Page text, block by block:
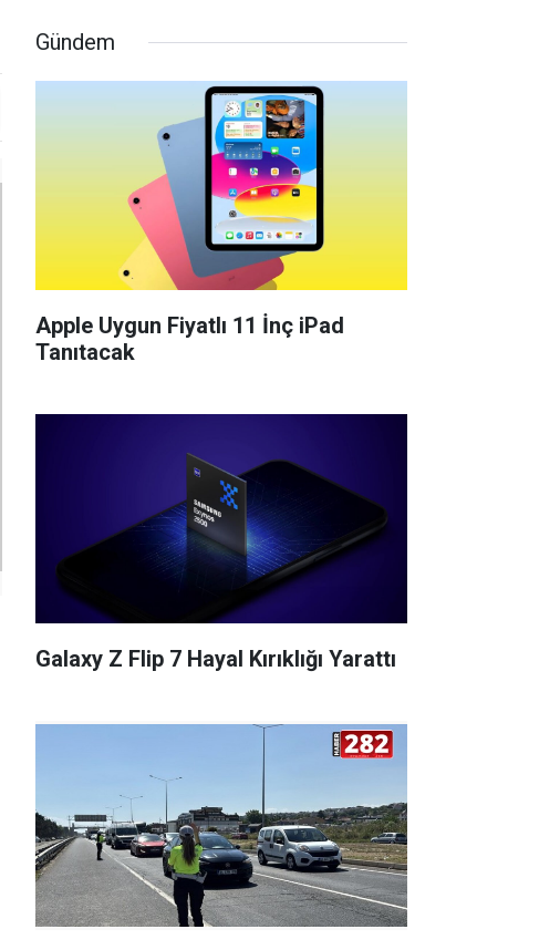
Gündem
Apple Uygun Fiyatlı 11 İnç iPad
Tanıtacak
Galaxy Z Flip 7 Hayal Kırıklığı Yarattı